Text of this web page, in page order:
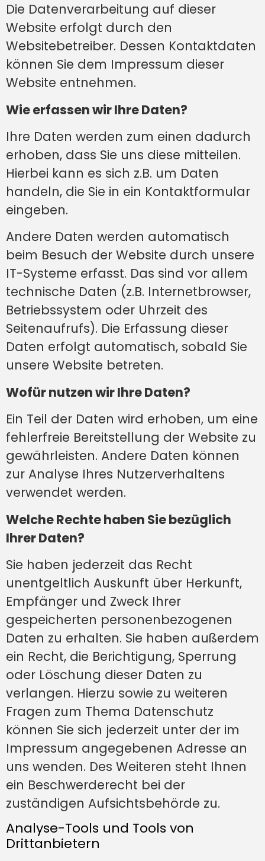
Die Datenverarbeitung auf dieser
Website erfolgt durch den
Websitebetreiber. Dessen Kontaktdaten
können Sie dem Impressum dieser
Website entnehmen.
Wie erfassen wir Ihre Daten?
Ihre Daten werden zum einen dadurch
erhoben, dass Sie uns diese mitteilen.
Hierbei kann es sich z.B. um Daten
handeln, die Sie in ein Kontaktformular
eingeben.
Andere Daten werden automatisch
beim Besuch der Website durch unsere
IT-Systeme erfasst. Das sind vor allem
technische Daten (z.B. Internetbrowser,
Betriebssystem oder Uhrzeit des
Seitenaufrufs). Die Erfassung dieser
Daten erfolgt automatisch, sobald Sie
unsere Website betreten.
Wofür nutzen wir Ihre Daten?
Ein Teil der Daten wird erhoben, um eine
fehlerfreie Bereitstellung der Website zu
gewährleisten. Andere Daten können
zur Analyse Ihres Nutzerverhaltens
verwendet werden.
Welche Rechte haben Sie bezüglich
Ihrer Daten?
Sie haben jederzeit das Recht
unentgeltlich Auskunft über Herkunft,
Empfänger und Zweck Ihrer
gespeicherten personenbezogenen
Daten zu erhalten. Sie haben außerdem
ein Recht, die Berichtigung, Sperrung
oder Löschung dieser Daten zu
verlangen. Hierzu sowie zu weiteren
Fragen zum Thema Datenschutz
können Sie sich jederzeit unter der im
Impressum angegebenen Adresse an
uns wenden. Des Weiteren steht Ihnen
ein Beschwerderecht bei der
zuständigen Aufsichtsbehörde zu.
Analyse-Tools und Tools von
Drittanbietern